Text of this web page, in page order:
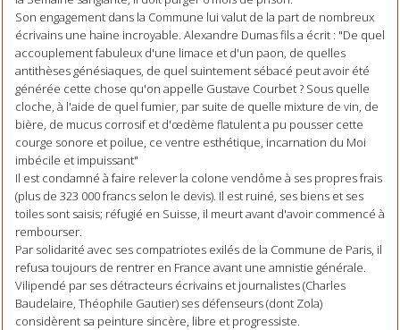
Son engagement dans la Commune lui valut de la part de nombreux
écrivains une haine incroyable. Alexandre Dumas fils a écrit : "De quel
accouplement fabuleux d'une limace et d'un paon, de quelles
antithèses génésiaques, de quel suintement sébacé peut avoir été
générée cette chose qu'on appelle Gustave Courbet ? Sous quelle
cloche, à l'aide de quel fumier, par suite de quelle mixture de vin, de
bière, de mucus corrosif et d'œdème flatulent a pu pousser cette
courge sonore et poilue, ce ventre esthétique, incarnation du Moi
imbécile et impuissant"
Il est condamné à faire relever la colone vendôme à ses propres frais
(plus de 323 000 francs selon le devis). Il est ruiné, ses biens et ses
toiles sont saisis; réfugié en Suisse, il meurt avant d'avoir commencé à
rembourser.
Par solidarité avec ses compatriotes exilés de la Commune de Paris, il
refusa toujours de rentrer en France avant une amnistie générale.
Vilipendé par ses détracteurs écrivains et journalistes (Charles
Baudelaire, Théophile Gautier) ses défenseurs (dont Zola)
considèrent sa peinture sincère, libre et progressiste.